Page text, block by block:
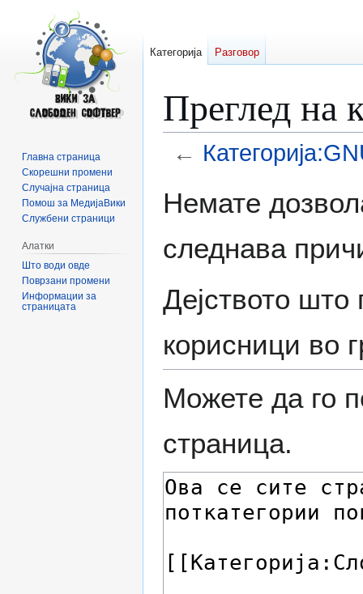
Преглед на
←
на
на
Немате
следнава
Дејството што
корисници во
Можете да го
страница.
Категорија Разговор
Главна страница
Скорешни промени
Случајна страница
Помош за МедијаВики
Службени страници
Алатки
Што води овде
Поврзани промени
Информации за
страницата